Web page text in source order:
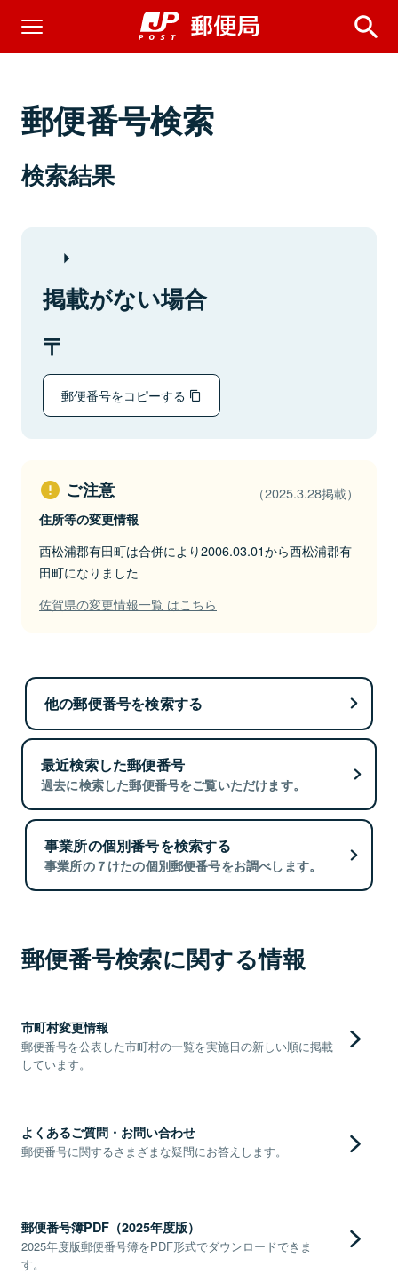
郵便番号検索
検索結果
掲載がない場合
郵便番号をコピーする
ご注意 （2025.3.28掲載）
住所等の変更情報
西松浦郡有田町は合併により2006.03.01から西松浦郡有
田町になりました
佐賀県の変更情報一覧 はこちら
他の郵便番号を検索する
最近検索した郵便番号
過去に検索した郵便番号をご覧いただけます。
事業所の個別番号を検索する
事業所の７けたの個別郵便番号をお調べします。
郵便番号検索に関する情報
市町村変更情報
郵便番号を公表した市町村の一覧を実施日の新しい順に掲載
しています。
よくあるご質問・お問い合わせ
郵便番号に関するさまざまな疑問にお答えします。
郵便番号簿PDF（2025年度版）
2025年度版郵便番号簿をPDF形式でダウンロードできま
す。